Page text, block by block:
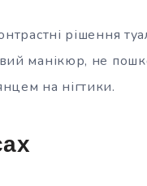
рішення
манікюр, не
на нігтики.